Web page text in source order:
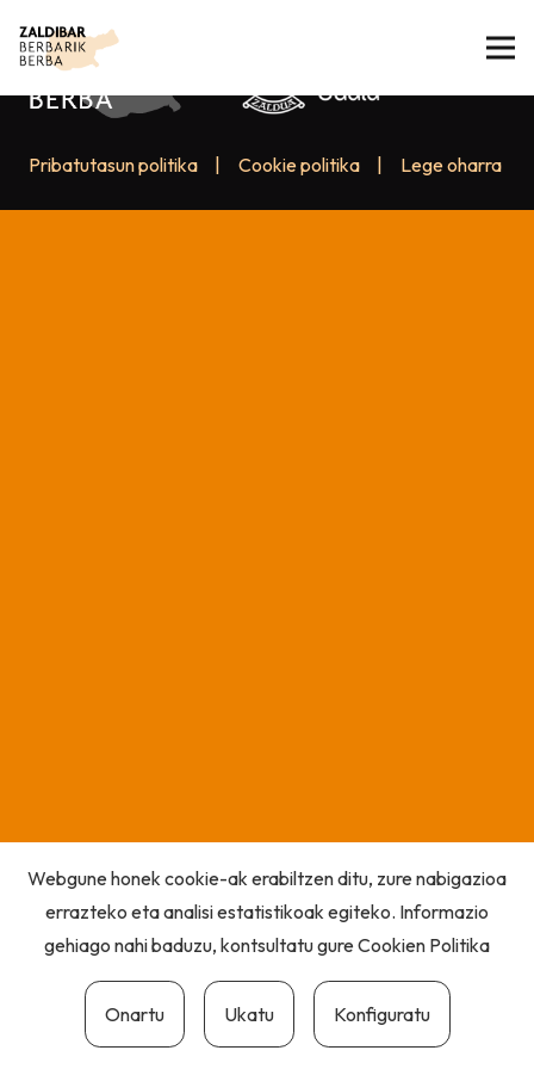
Pribatutasun politika Cookie politika Lege oharra
Webgune honek cookie-ak erabiltzen ditu, zure nabigazioa
errazteko eta analisi estatistikoak egiteko. Informazio
gehiago nahi baduzu, kontsultatu gureCookien Politika
Onartu Ukatu Konfiguratu